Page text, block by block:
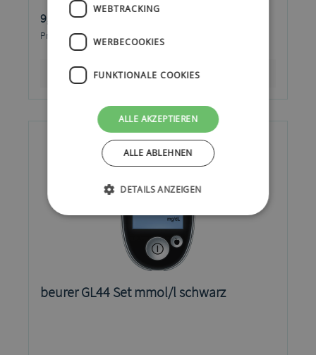
9,90 €*
Preise inkl. MwSt. zzgl. Versandkosten
Details
beurer GL44 Set mmol/l schwarz
WEBTRACKING
WERBECOOKIES
FUNKTIONALE COOKIES
ALLE AKZEPTIEREN
ALLE ABLEHNEN
DETAILS ANZEIGEN